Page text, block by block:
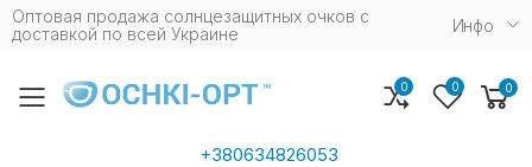
Оптовая продажа солнцезащитных очков c
доставкой по всей Украине
Инфо
Toggle mobile menu
+380634826053
0 0 0